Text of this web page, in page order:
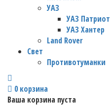
УАЗ
УАЗ Патриот
УАЗ Хантер
Land Rover
Свет
Противотуманки
0 корзина
Ваша корзина пуста